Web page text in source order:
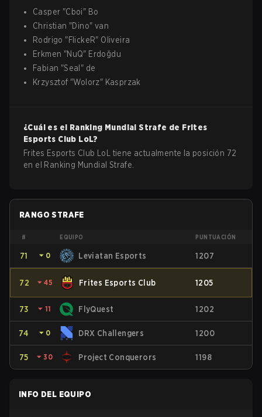
Casper "Cboi" Bo
Christian "Dino" van
Rodrigo "FlickeR" Oliveira
Erkmen "NuQ" Erdoğdu
Fabian "Seal " de
Krzysztof "Wolorz" Kasprzak
¿Cuál es el Ranking Mundial Strafe de Frites
Esports Club LoL?
Frites Esports Club LoL tiene actualmente la posición 72
en el Ranking Mundial Strafe.
RANGO STRAFE
# EQUIPO PUNTUACIÓN
71 ⏷ 0 Leviatan Esports 1207
72 ⏷ 45 Frites Esports Club 1205
73 ⏷ 11 FlyQuest 1202
74 ⏷ 0 DRX Challengers 1200
75 ⏷ 30 Project Conquerors 1198
INFO DEL EQUIPO